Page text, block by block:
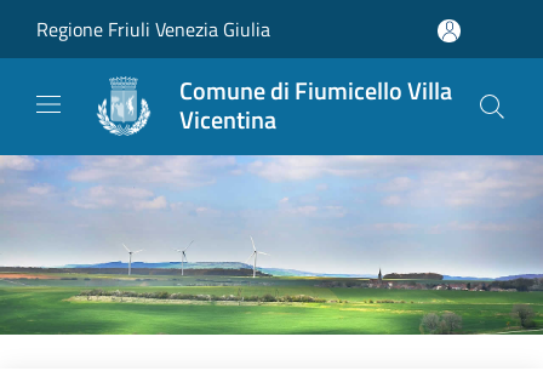
Regione Friuli Venezia Giulia
Comune di Fiumicello Villa
Vicentina